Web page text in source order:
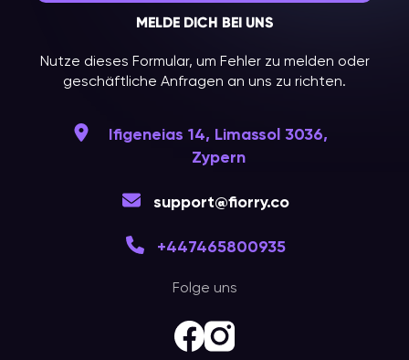
MELDE DICH BEI UNS
Nutze dieses Formular, um Fehler zu melden oder
geschäftliche Anfragen an uns zu richten.
Ifigeneias 14, Limassol 3036,
Zypern
support@fiorry.co
+447465800935
Folge uns